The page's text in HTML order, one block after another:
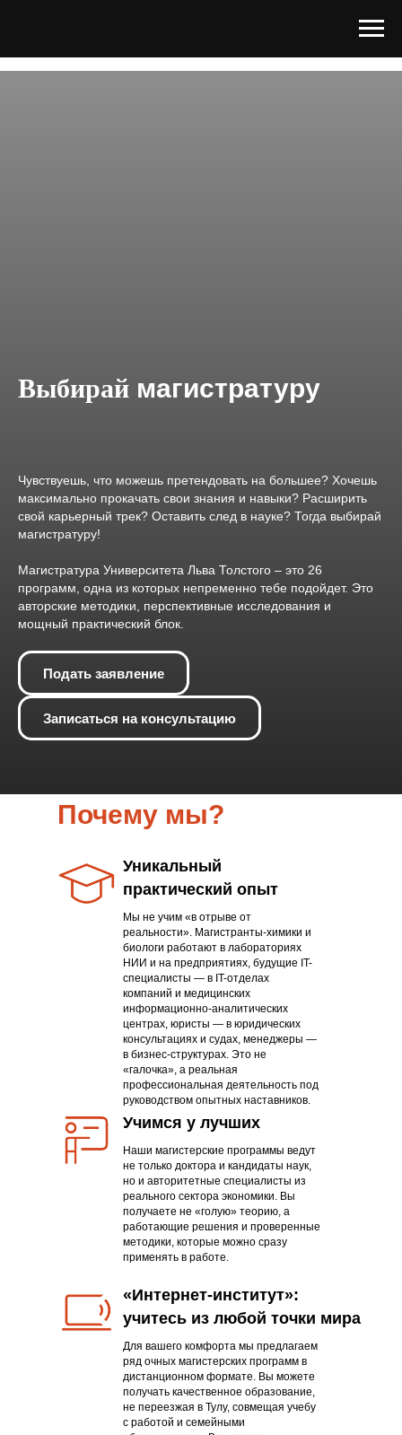
Выбирай магистратуру
Чувствуешь, что можешь претендовать на большее? Хочешь
максимально прокачать свои знания и навыки? Расширить
свой карьерный трек? Оставить след в науке? Тогда выбирай
магистратуру!
Магистратура Университета Льва Толстого – это 26
программ, одна из которых непременно тебе подойдет. Это
авторские методики, перспективные исследования и
мощный практический блок.
Подать заявление
Записаться на консультацию
Мы не учим «в отрыве от
реальности». Магистранты-химики и
биологи работают в лабораториях
НИИ и на предприятиях, будущие IT-
специалисты — в IT-отделах
компаний и медицинских
информационно-аналитических
центрах, юристы — в юридических
консультациях и судах, менеджеры —
в бизнес-структурах. Это не
«галочка», а реальная
профессиональная деятельность под
руководством опытных наставников.
Уникальный
практический опыт
Наши магистерские программы ведут
не только доктора и кандидаты наук,
но и авторитетные специалисты из
реального сектора экономики. Вы
получаете не «голую» теорию, а
работающие решения и проверенные
методики, которые можно сразу
применять в работе.
Учимся у лучших
Для вашего комфорта мы предлагаем
ряд очных магистерских программ в
дистанционном формате. Вы можете
получать качественное образование,
не переезжая в Тулу, совмещая учебу
с работой и семейными
«Интернет-институт»:
учитесь из любой точки мира
Почему мы?